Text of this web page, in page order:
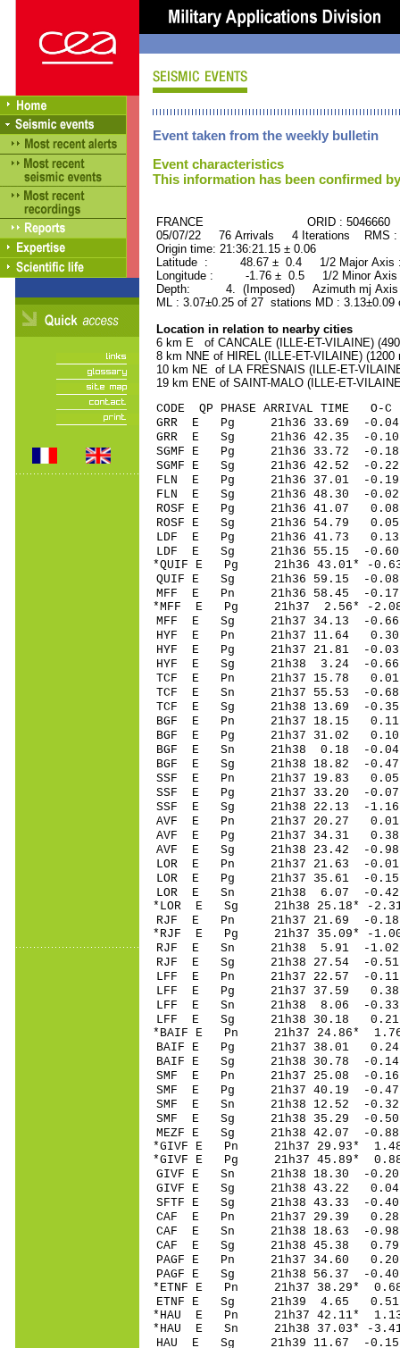
Event taken from the weekly bulletin
Event characteristics
This information has been confirmed
FRANCE ORID : 5046660
05/07/22 76 Arrivals 4 Iterations RMS
Origin time: 21:36:21.15 ± 0.06
Latitude : 48.67 ± 0.4 1/2 Major
Longitude : -1.76 ± 0.5 1/2 Minor
Depth: 4. (Imposed) Azimuth mj Axis
ML : 3.07±0.25 of 27 stations MD :
Location in relation to nearby cities
6 km E of CANCALE (ILLE-ET-VILAINE)
8 km NNE of HIREL (ILLE-ET-VILAINE) (1200
10 km NE of LA FRESNAIS (ILLE-ET-
19 km ENE of SAINT-MALO (ILLE-ET-
CODE QP PHASE ARRIVAL
GRR E Pg 21h36
GRR E Sg 21h36 42.35 -
SGMF E Pg 21h36
SGMF E Sg 21h36
FLN E Pg 21h36
FLN E Sg 21h36 48.30 -
ROSF E Pg 21h36
ROSF E Sg 21h36 54.79
LDF E Pg 21h36
LDF E Sg 21h36 55.15 -
*QUIF E Pg 21h36
QUIF E Sg 21h36 59.15 -
MFF E Pn 21h36
*MFF E Pg 21h37
MFF E Sg 21h37 34.13 -
HYF E Pn 21h37
HYF E Pg 21h37
HYF E Sg 21h38 3.24 -
TCF E Pn 21h37
TCF E Sn 21h37
TCF E Sg 21h38 13.69 -
BGF E Pn 21h37
BGF E Pg 21h37
BGF E Sn 21h38
BGF E Sg 21h38 18.82 -
SSF E Pn 21h37
SSF E Pg 21h37
SSF E Sg 21h38 22.13 -
AVF E Pn 21h37
AVF E Pg 21h37
AVF E Sg 21h38 23.42 -
LOR E Pn 21h37
LOR E Pg 21h37
LOR E Sn 21h38
*LOR E Sg 21h38 25.18*
RJF E Pn 21h37
*RJF E Pg 21h37
RJF E Sn 21h38
RJF E Sg 21h38 27.54 -
LFF E Pn 21h37
LFF E Pg 21h37
LFF E Sn 21h38
LFF E Sg 21h38 30.18
*BAIF E Pn 21h37
BAIF E Pg 21h37
BAIF E Sg 21h38 30.78
SMF E Pn 21h37
SMF E Pg 21h37
SMF E Sn 21h38
SMF E Sg 21h38 35.29 -
MEZF E Sg 21h38 42.07
*GIVF E Pn 21h37
*GIVF E Pg 21h37
GIVF E Sn 21h38
GIVF E Sg 21h38 43.22
SFTF E Sg 21h38 43.33
CAF E Pn 21h37
CAF E Sn 21h38
CAF E Sg 21h38 45.38
PAGF E Pn 21h37
PAGF E Sg 21h38 56.37
*ETNF E Pn 21h37
ETNF E Sg 21h39 4.65
*HAU E Pn 21h37
*HAU E Sn 21h38
HAU E Sg 21h39 11.67